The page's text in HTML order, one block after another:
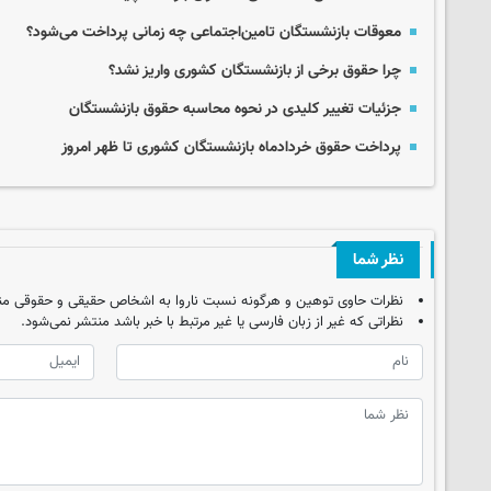
معوقات بازنشستگان تامین‌اجتماعی چه زمانی پرداخت می‌شود؟
چرا حقوق برخی از بازنشستگان کشوری واریز نشد؟
جزئیات تغییر کلیدی در نحوه محاسبه حقوق بازنشستگان
پرداخت حقوق خردادماه بازنشستگان کشوری تا ظهر امروز
نظر شما
نظرات حاوی توهین و هرگونه نسبت ناروا به اشخاص حقیقی و حقوقی
نظراتی که غیر از زبان فارسی یا غیر مرتبط با خبر باشد منتشر نمی‌شود.